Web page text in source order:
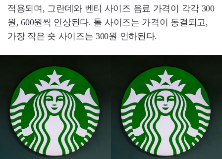
적용되며, 그란데와 벤티 사이즈 음료 가격이 각각 300
원, 600원씩 인상된다. 톨 사이즈는 가격이 동결되고,
가장 작은 숏 사이즈는 300원 인하된다.